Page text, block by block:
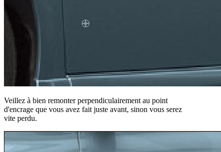
Veillez à bien remonter perpendiculairement au point
d'encrage que vous avez fait juste avant, sinon vous serez
vite perdu.